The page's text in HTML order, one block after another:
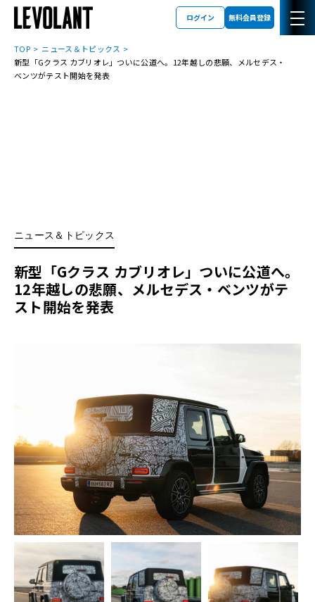
ログイン 無料会員登録
TOP
ニュース＆トピックス
新型「Gクラス カブリオレ」ついに公道へ。12年越しの悲願、メルセデス・
ベンツがテスト開始を発表
ニュース＆トピックス
新型「Gクラス カブリオレ」ついに公道へ。
12年越しの悲願、メルセデス・ベンツがテ
スト開始を発表